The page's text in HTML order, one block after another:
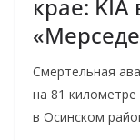
крае: KIA
Смертельная
на 81
в Осинском